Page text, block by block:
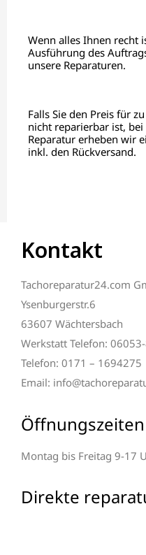
Wenn alles Ihnen recht
Ausführung des
unsere Reparaturen.
Falls Sie den Preis für
nicht reparierbar ist,
Reparatur erheben wir
inkl. den Rückversand.
Kontakt
Tachoreparatur24.com
Ysenburgerstr.6
63607 Wächtersbach
Werkstatt Telefon:
Telefon: 0171 – 1694275
Email:
Öffnungszeiten
Montag bis Freitag 9-17
Direkte